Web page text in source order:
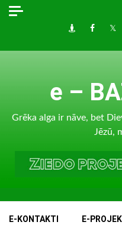
Skip
Draugiem
e –
Grēka alga ir nāve, bet
Jēzū,
E-KONTAKTI E-